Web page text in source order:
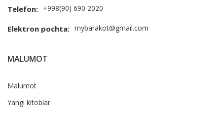
Telefon: +998(90) 690 2020
Elektron pochta: mybarakot@gmail.com
MALUMOT
Malumot
Yangi kitoblar